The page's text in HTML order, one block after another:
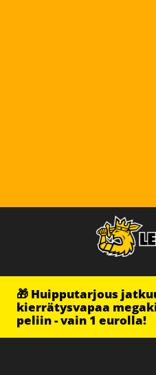
🎁 Huipputarjous
kierrätysvapaa
peliin - vain 1 eurolla!